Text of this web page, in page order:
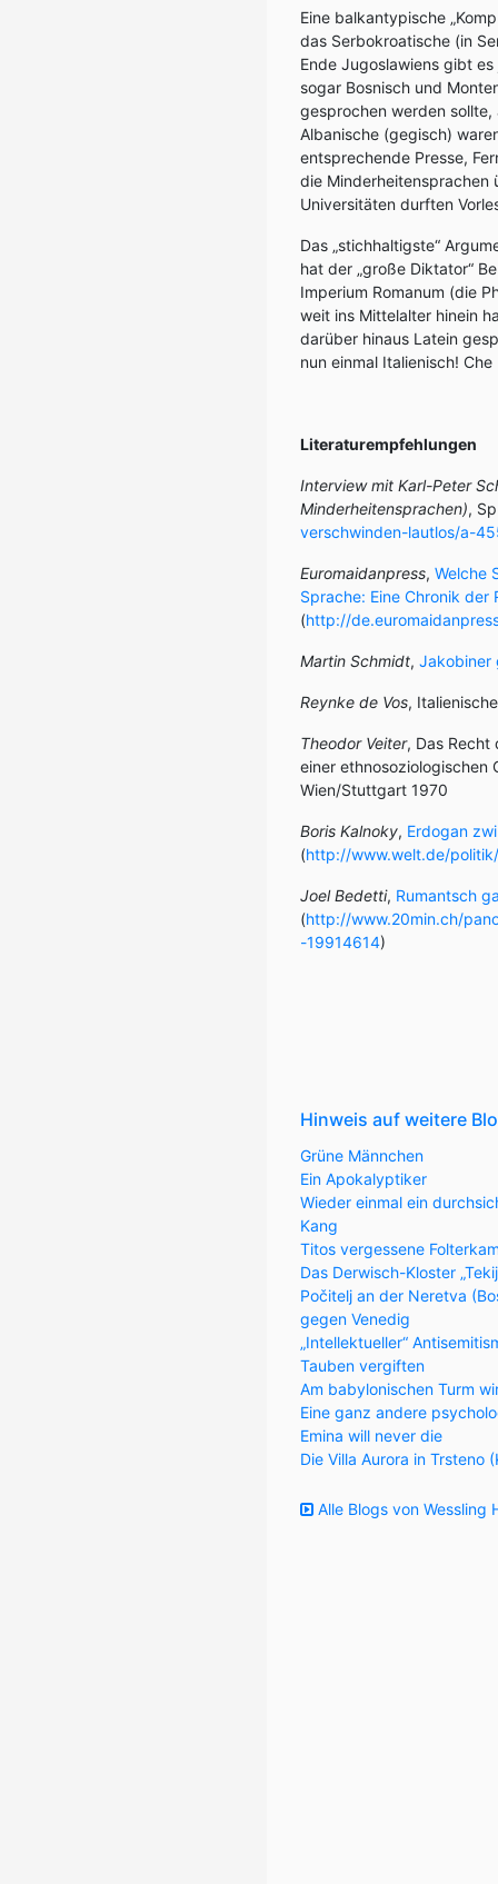
Eine balkantypische
das Serbokroatische (in
Ende Jugoslawiens gibt
sogar Bosnisch und
gesprochen werden
Albanische (gegisch)
entsprechende Presse,
die Minderheitensprachen
Universitäten durften
Das „stichhaltigste“
hat der „große Diktator“
Imperium Romanum (die
weit ins Mittelalter hinein
darüber hinaus Latein
nun einmal Italienisch! Che
Literaturempfehlungen
Interview mit Karl-Peter
Minderheitensprachen),
verschwinden-lautlos/a-
Euromaidanpress, Welche
Sprache: Eine Chronik
(http://
Martin Schmidt, Jakobiner
Reynke de Vos,
Theodor Veiter, Das Recht
einer ethnosoziologischen
Wien/Stuttgart 1970
Boris Kalnoky, Erdogan
(http://www.welt.de/
Joel Bedetti, Rumantsch
(http://www.20min.ch/
-19914614)
Hinweis auf weitere
Grüne Männchen
Ein Apokalyptiker
Wieder einmal ein
Kang
Titos vergessene
Das Derwisch-Kloster
Počitelj an der Neretva
gegen Venedig
„Intellektueller“
Tauben vergiften
Am babylonischen Turm
Eine ganz andere
Emina will never die
Die Villa Aurora in Trsteno
Alle Blogs von Wessling